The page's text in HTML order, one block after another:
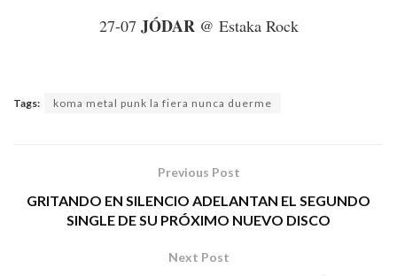
27-07 JÓDAR@ Estaka Rock
Tags: koma metal punk la fiera nunca duerme
Previous Post
GRITANDO EN SILENCIO ADELANTAN EL SEGUNDO
SINGLE DE SU PRÓXIMO NUEVO DISCO
Next Post